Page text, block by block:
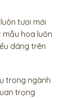
tươi mới
mẫu hoa luôn
dáng trên
trong ngành
trọng